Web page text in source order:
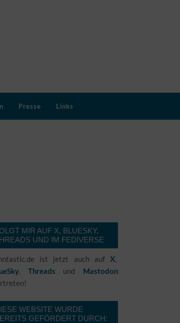
Presse Links
MIR AUF X, BLUESKY,
UND IM FEDIVERSE
ist jetzt auch auf X,
, Threads und Mastodon
WEBSITE WURDE
GEFÖRDERT DURCH: